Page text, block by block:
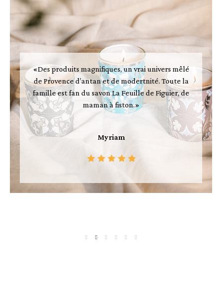
«Des produits magnifiques, un vrai univers mêlé
de Provence d’antan et de modertnité. Toute la
famille est fan du savon La Feuille de Figuier, de
maman à fiston.»
Myriam